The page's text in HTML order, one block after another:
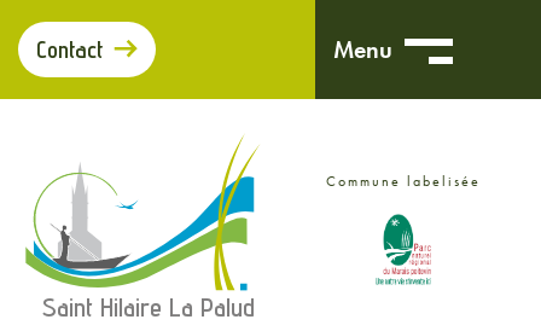
Contact Menu
Saint Hilaire La Palud
Commune labelisée
Panneau de gestion des cookies